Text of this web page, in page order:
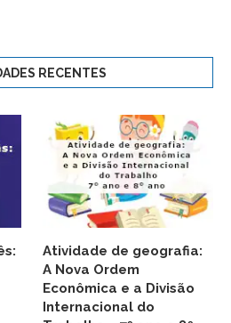
RECENTES
Atividade de geografia:
A Nova Ordem
Econômica e a Divisão
Internacional do